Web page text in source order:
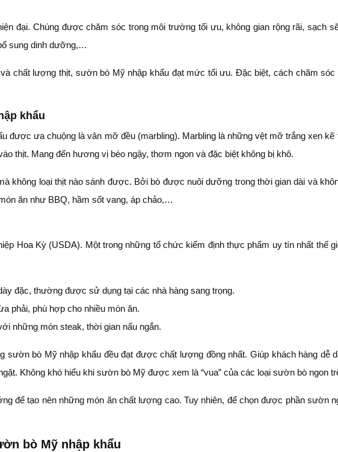
đại. Chúng được chăm sóc trong môi trường tối ưu, không gian rộng rãi, sạch
sung dinh dưỡng,…
chất lượng thịt, sườn bò Mỹ nhập khẩu đạt mức tối ưu. Đặc biệt, cách chăm
khẩu
được ưa chuộng là vân mỡ đều (marbling). Marbling là những vệt mỡ trắng xen
thịt. Mang đến hương vị béo ngậy, thơm ngon và đặc biệt không bị khô.
không loại thịt nào sánh được. Bởi bò được nuôi dưỡng trong thời gian dài và
ăn như BBQ, hầm sốt vang, áp chảo,…
Hoa Kỳ (USDA). Một trong những tổ chức kiểm định thực phẩm uy tín nhất thế
đặc, thường được sử dụng tại các nhà hàng sang trọng.
phải, phù hợp cho nhiều món ăn.
những món steak, thời gian nấu ngắn.
sườn bò Mỹ nhập khẩu đều đạt được chất lượng đồng nhất. Giúp khách hàng dễ
Không khó hiểu khi sườn bò Mỹ được xem là “vua” của các loại sườn bò ngon
để tạo nên những món ăn chất lượng cao. Tuy nhiên, để chọn được phần sườn
bò Mỹ nhập khẩu